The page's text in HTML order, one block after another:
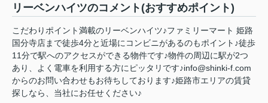
リーベンハイツのコメント(おすすめポイント)
こだわりポイント満載のリーベンハイツ♪ファミリーマート 姫路
国分寺店まで徒歩4分と近場にコンビニがあるのもポイント♪徒歩
11分で駅へのアクセスができる物件です♪物件の周辺に駅が2つ
あり、よく電車を利用する方にピッタリです♪info@shinki-f.com
からのお問い合わせもお待ちしております♪姫路市エリアの賃貸
探しなら、当社にお任せください♪